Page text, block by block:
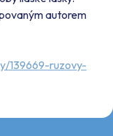
autorem
139669-ruzovy-